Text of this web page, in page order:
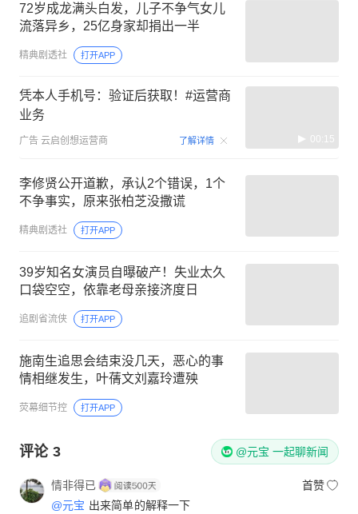
72岁成龙满头白发，儿子不争气女儿
流落异乡，25亿身家却捐出一半
精典剧透社 打开APP
凭本人手机号：验证后获取！#运营商
业务
广告 云启创想运营商 了解详情 00:15
李修贤公开道歉，承认2个错误，1个
不争事实，原来张柏芝没撒谎
精典剧透社 打开APP
39岁知名女演员自曝破产！失业太久
口袋空空，依靠老母亲接济度日
追剧省流侠 打开APP
施南生追思会结束没几天，恶心的事
情相继发生，叶蒨文刘嘉玲遭殃
荧幕细节控 打开APP
评论 3 @元宝 一起聊新闻
情非得已
首赞
@元宝 出来简单的解释一下